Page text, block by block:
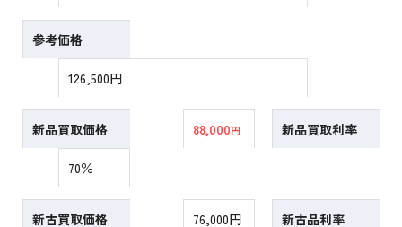
参考価格
126,500円
新品買取価格 88,000円 新品買取利率
70％
新古買取価格 76,000円 新古品利率